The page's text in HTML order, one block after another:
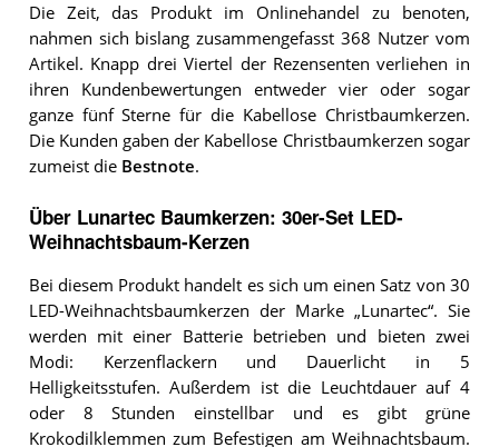
Die Zeit, das Produkt im Onlinehandel zu benoten,
nahmen sich bislang zusammengefasst 368 Nutzer vom
Artikel. Knapp drei Viertel der Rezensenten verliehen in
ihren Kundenbewertungen entweder vier oder sogar
ganze fünf Sterne für die Kabellose Christbaumkerzen.
Die Kunden gaben der Kabellose Christbaumkerzen sogar
zumeist die Bestnote.
Über Lunartec Baumkerzen: 30er-Set LED-
Weihnachtsbaum-Kerzen
Bei diesem Produkt handelt es sich um einen Satz von 30
LED-Weihnachtsbaumkerzen der Marke „Lunartec“. Sie
werden mit einer Batterie betrieben und bieten zwei
Modi: Kerzenflackern und Dauerlicht in 5
Helligkeitsstufen. Außerdem ist die Leuchtdauer auf 4
oder 8 Stunden einstellbar und es gibt grüne
Krokodilklemmen zum Befestigen am Weihnachtsbaum.